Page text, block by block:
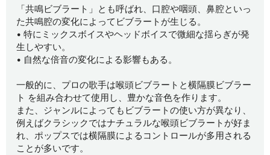
「共鳴ビブラート」とも呼ばれ、口腔や咽頭、鼻腔といっ
た共鳴腔の変化によってビブラートが生じる。
• 特にミックスボイスやヘッドボイスで微細な揺らぎが発
生しやすい。
• 自然な倍音の変化による影響もある。
一般的に、プロの歌手は喉頭ビブラートと横隔膜ビブラー
ト を組み合わせて使用し、豊かな音色を作ります。
また、ジャンルによってもビブラートの使い方が異なり、
例えばクラシックではナチュラルな喉頭ビブラートが好ま
れ、ポップスでは横隔膜によるコントロールが多用される
ことが多いです。